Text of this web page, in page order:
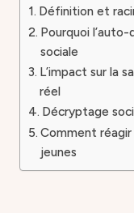
Définition et
Pourquoi
sociale
L’impact sur la
réel
Décryptage
Comment
jeunes